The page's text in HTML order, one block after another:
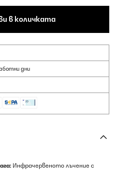
в количката
дни
Инфрачервеното лъчение с